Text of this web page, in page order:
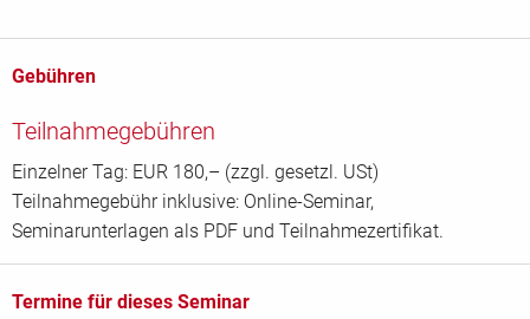
Gebühren
Teilnahmegebühren
Einzelner Tag: EUR 180,– (zzgl. gesetzl. USt)
Teilnahmegebühr inklusive: Online-Seminar,
Seminarunterlagen als PDF und Teilnahmezertifikat.
Termine für dieses Seminar